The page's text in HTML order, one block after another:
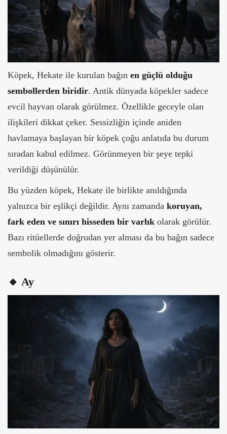
Köpek, Hekate ile kurulan bağın en güçlü olduğu
sembollerden biridir. Antik dünyada köpekler sadece
evcil hayvan olarak görülmez. Özellikle geceyle olan
ilişkileri dikkat çeker. Sessizliğin içinde aniden
havlamaya başlayan bir köpek çoğu anlatıda bu durum
sıradan kabul edilmez. Görünmeyen bir şeye tepki
verildiği düşünülür.
Bu yüzden köpek, Hekate ile birlikte anıldığında
yalnızca bir eşlikçi değildir. Aynı zamanda koruyan,
fark eden ve sınırı hisseden bir varlık olarak görülür.
Bazı ritüellerde doğrudan yer alması da bu bağın sadece
sembolik olmadığını gösterir.
🔸 Ay